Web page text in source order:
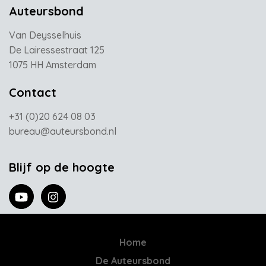
Auteursbond
Van Deysselhuis
De Lairessestraat 125
1075 HH Amsterdam
Contact
+31 (0)20 624 08 03
bureau@auteursbond.nl
Blijf op de hoogte
Home
De Auteursbond